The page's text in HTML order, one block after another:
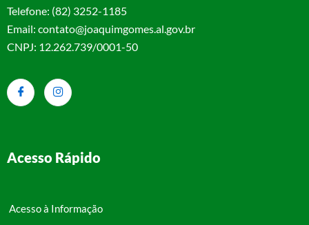
Telefone: (82) 3252-1185
Email: contato@joaquimgomes.al.gov.br
CNPJ: 12.262.739/0001-50
Acesso Rápido
Acesso à Informação